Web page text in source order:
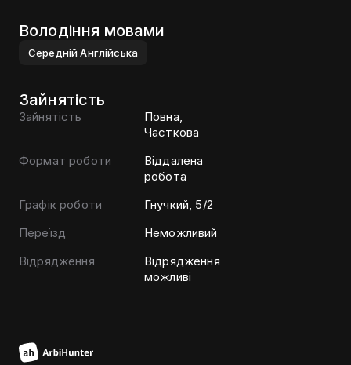
Володіння мовами
Середнiй Англiйська
Зайнятість
Зайнятість
Повна,
Часткова
Формат роботи
Віддалена
робота
Графік роботи
Гнучкий, 5/2
Переїзд
Неможливий
Відрядження
Відрядження
можливі